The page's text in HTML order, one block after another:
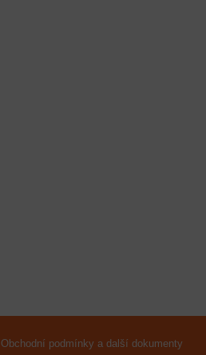
Obchodní podmínky a další dokumenty